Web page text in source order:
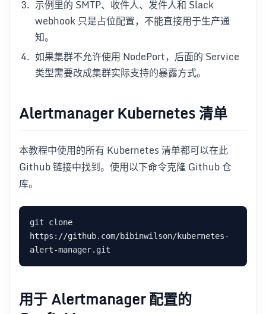
示例里的 SMTP、收件人、发件人和 Slack
webhook 只是占位配置，不能直接用于生产通
知。
如果集群不允许使用 NodePort，后面的 Service
类型需要改成集群实际支持的暴露方式。
Alertmanager Kubernetes 清单
本教程中使用的所有 Kubernetes 清单都可以在此
Github 链接中找到。使用以下命令克隆 Github 仓
库。
git clone
https://github.com/bibinwilson/kubernetes-
用于 Alertmanager 配置的